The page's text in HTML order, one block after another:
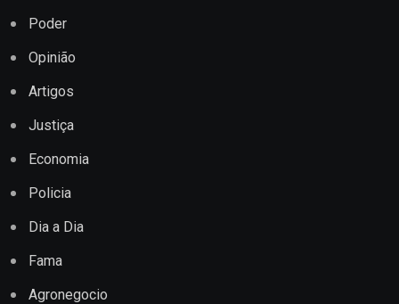
Poder
Opinião
Artigos
Justiça
Economia
Policia
Dia a Dia
Fama
Agronegocio